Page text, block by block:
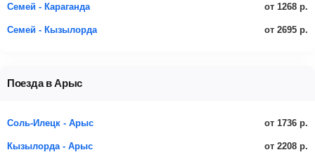
Семей - Караганда от 1268 р.
Семей - Кызылорда от 2695 р.
Поезда в Арыс
Соль-Илецк - Арыс от 1736 р.
Кызылорда - Арыс от 2208 р.